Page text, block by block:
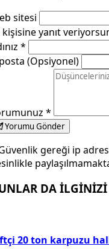
sitesi
kişisine yanıt
*
(Opsiyonel)
*
Yorumu Gönder
gereği ip
DA İLGİNİZİ
20 ton karpuzu